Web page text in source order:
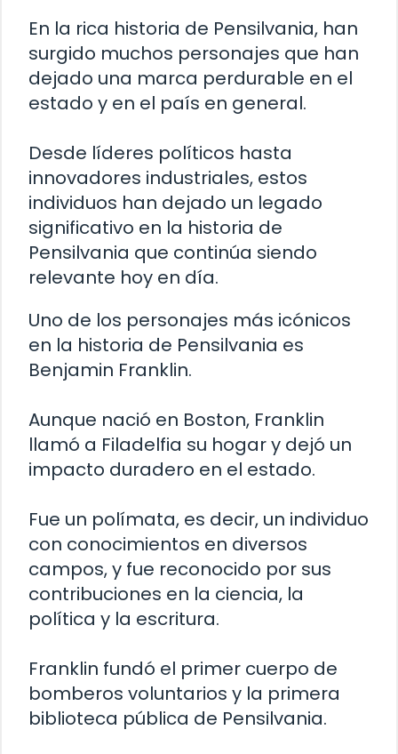
En la rica historia de Pensilvania, han
surgido muchos personajes que han
dejado una marca perdurable en el
estado y en el país en general.
Desde líderes políticos hasta
innovadores industriales, estos
individuos han dejado un legado
significativo en la historia de
Pensilvania que continúa siendo
relevante hoy en día.
Uno de los personajes más icónicos
en la historia de Pensilvania es
Benjamin Franklin.
Aunque nació en Boston, Franklin
llamó a Filadelfia su hogar y dejó un
impacto duradero en el estado.
Fue un polímata, es decir, un individuo
con conocimientos en diversos
campos, y fue reconocido por sus
contribuciones en la ciencia, la
política y la escritura.
Franklin fundó el primer cuerpo de
bomberos voluntarios y la primera
biblioteca pública de Pensilvania.